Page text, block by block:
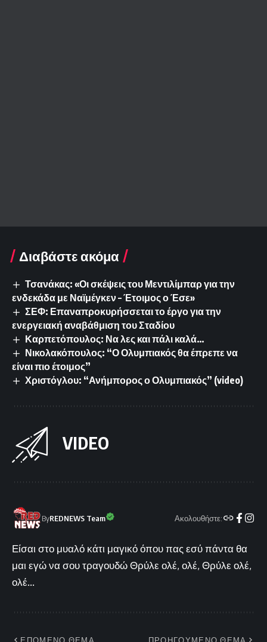
Διαβάστε ακόμα
Τσανάκας: «Οι σκέψεις του Μεντιλίμπαρ για την
ενδεκάδα με Ναϊμέγκεν – Έτοιμος ο Έσε»
ΣΕΦ: Επαναπροκυρήσσεται το έργο για την
ενεργειακή αναβάθμιση του Σταδίου
Καρπετόπουλος: Να λες και πάλι καλά…
Νικολακόπουλος: “Ο Ολυμπιακός θα έπρεπε να
είναι πιο έτοιμος”
Χριστόγλου: “Ανήμπορος ο Ολυμπιακός” (video)
VIDEO
ByREDNEWS Team Ακολουθήστε:
Είσαι στο μυαλό κάτι μαγικό όπου πας εσύ πάντα θα
μαι εγώ να σου τραγουδώ Θρύλε ολέ, ολέ, Θρύλε ολέ,
ολέ...